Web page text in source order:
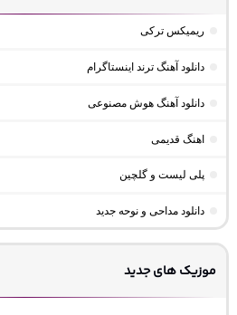
ریمیکس ترکی
دانلود آهنگ ترند اینستاگرام
دانلود آهنگ هوش مصنوعی
اهنگ قدیمی
پلی لیست و گلچین
دانلود مداحی و نوحه جدید
موزیک های جدید